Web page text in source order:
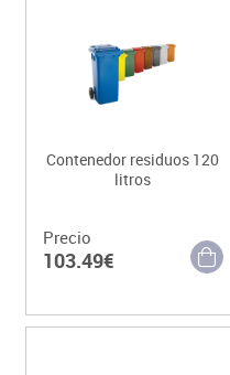
Contenedor residuos 120
litros
Precio
103.49€